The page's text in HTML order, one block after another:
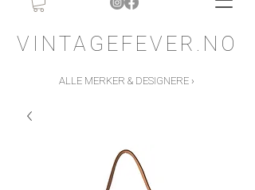
VINTAGEFEVER.NO
ALLE MERKER & DESIGNERE ›